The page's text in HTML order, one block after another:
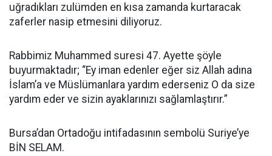
uğradıkları zulümden en kısa zamanda kurtaracak
zaferler nasip etmesini diliyoruz.
Rabbimiz Muhammed suresi 47. Ayette şöyle
buyurmaktadır; “Ey iman edenler eğer siz Allah adına
İslam’a ve Müslümanlara yardım ederseniz O da size
yardım eder ve sizin ayaklarınızı sağlamlaştırır.”
Bursa’dan Ortadoğu intifadasının sembolü Suriye’ye
BİN SELAM.